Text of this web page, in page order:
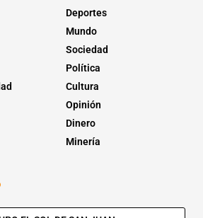
Deportes
Mundo
Sociedad
Política
Cultura
Opinión
Dinero
Minería